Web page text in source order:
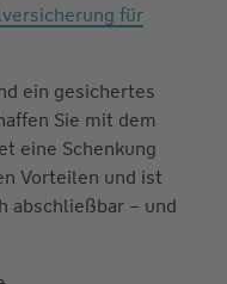
für
ein gesichertes
Sie mit dem
eine Schenkung
Vorteilen und ist
abschließbar – und